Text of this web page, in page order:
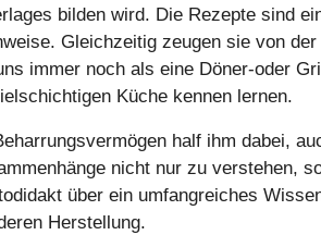
bilden wird. Die Rezepte sind
Gleichzeitig zeugen sie von
immer noch als eine Döner-oder
Küche kennen lernen.
half ihm dabei,
nicht nur zu verstehen,
über ein umfangreiches
Herstellung.